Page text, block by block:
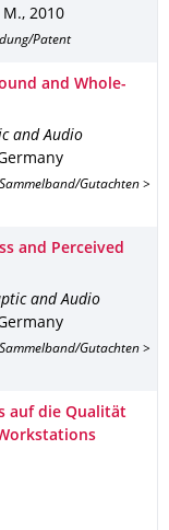
M., 2010
Patent
and Whole-
and Audio
Gutachten >
and Perceived
and Audio
Gutachten >
auf die Qualität